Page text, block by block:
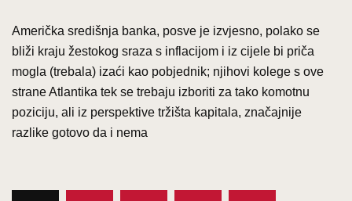
Američka središnja banka, posve je izvjesno, polako se
bliži kraju žestokog sraza s inflacijom i iz cijele bi priča
mogla (trebala) izaći kao pobjednik; njihovi kolege s ove
strane Atlantika tek se trebaju izboriti za tako komotnu
poziciju, ali iz perspektive tržišta kapitala, značajnije
razlike gotovo da i nema